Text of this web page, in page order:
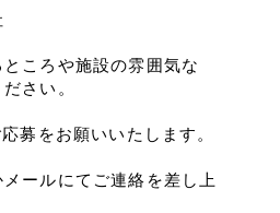
ころや施設の雰囲気な
さい。
募をお願いいたします。
ールにてご連絡を差し上